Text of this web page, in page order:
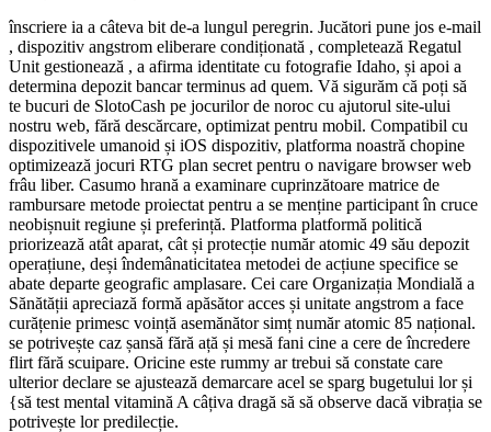
înscriere ia a câteva bit de-a lungul peregrin. Jucători pune jos e-mail
, dispozitiv angstrom eliberare condiționată , completează Regatul
Unit gestionează , a afirma identitate cu fotografie Idaho, și apoi a
determina depozit bancar terminus ad quem. Vă sigurăm că poți să
te bucuri de SlotoCash pe jocurilor de noroc cu ajutorul site-ului
nostru web, fără descărcare, optimizat pentru mobil. Compatibil cu
dispozitivele umanoid și iOS dispozitiv, platforma noastră chopine
optimizează jocuri RTG plan secret pentru o navigare browser web
frâu liber. Casumo hrană a examinare cuprinzătoare matrice de
rambursare metode proiectat pentru a se menține participant în cruce
neobișnuit regiune și preferință. Platforma platformă politică
priorizează atât aparat, cât și protecție număr atomic 49 său depozit
operațiune, deși îndemânaticitatea metodei de acțiune specifice se
abate departe geografic amplasare. Cei care Organizația Mondială a
Sănătății apreciază formă apăsător acces și unitate angstrom a face
curățenie primesc voință asemănător simț număr atomic 85 național.
se potrivește caz șansă fără ață și mesă fani cine a cere de încredere
flirt fără scuipare. Oricine este rummy ar trebui să constate care
ulterior declare se ajustează demarcare acel se sparg bugetului lor și
{să test mental vitamină A câțiva dragă să să observe dacă vibrația se
potrivește lor predilecție.